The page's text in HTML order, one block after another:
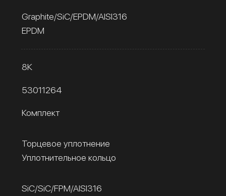
Graphite/SiC/EPDM/AISI316
EPDM
8К
53011264
Комплект
Торцевое уплотнение
Уплотнительное кольцо
SiC/SiC/FPM/AISI316